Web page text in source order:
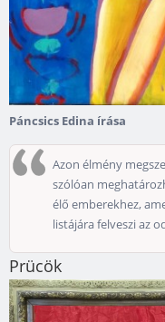
Páncsics Edina írása
Azon élmény
szólóan
élő emberekhez,
listájára felveszi az
Prücök